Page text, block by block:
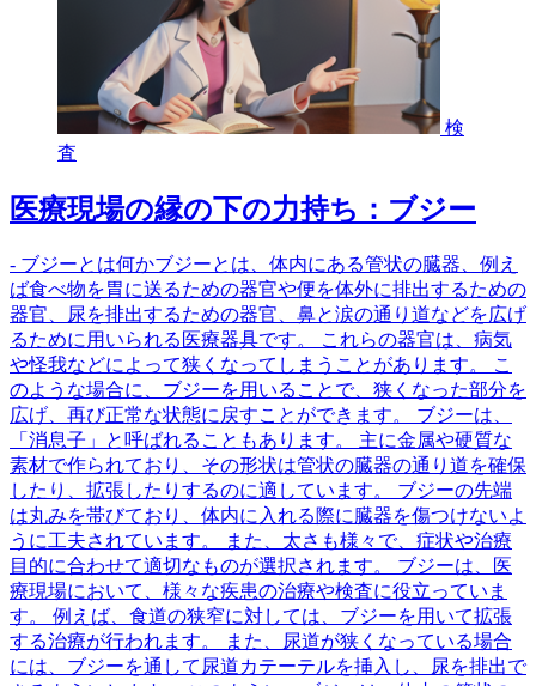
検
査
医療現場の縁の下の力持ち：ブジー
- ブジーとは何かブジーとは、体内にある管状の臓器、例え
ば食べ物を胃に送るための器官や便を体外に排出するための
器官、尿を排出するための器官、鼻と涙の通り道などを広げ
るために用いられる医療器具です。 これらの器官は、病気
や怪我などによって狭くなってしまうことがあります。 こ
のような場合に、ブジーを用いることで、狭くなった部分を
広げ、再び正常な状態に戻すことができます。 ブジーは、
「消息子」と呼ばれることもあります。 主に金属や硬質な
素材で作られており、その形状は管状の臓器の通り道を確保
したり、拡張したりするのに適しています。 ブジーの先端
は丸みを帯びており、体内に入れる際に臓器を傷つけないよ
うに工夫されています。 また、太さも様々で、症状や治療
目的に合わせて適切なものが選択されます。 ブジーは、医
療現場において、様々な疾患の治療や検査に役立っていま
す。 例えば、食道の狭窄に対しては、ブジーを用いて拡張
する治療が行われます。 また、尿道が狭くなっている場合
には、ブジーを通して尿道カテーテルを挿入し、尿を排出で